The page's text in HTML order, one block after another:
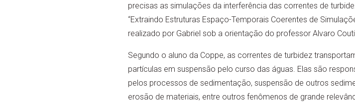
precisas as simulações da interferência das correntes de
“Extraindo Estruturas Espaço-Temporais Coerentes de
realizado por Gabriel sob a orientação do professor Alvaro
Segundo o aluno da Coppe, as correntes de turbidez
partículas em suspensão pelo curso das águas. Elas são
pelos processos de sedimentação, suspensão de outros
erosão de materiais, entre outros fenômenos de grande